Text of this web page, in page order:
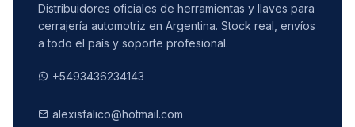
Distribuidores oficiales de herramientas y llaves para
cerrajería automotriz en Argentina. Stock real, envíos
a todo el país y soporte profesional.
+5493436234143
alexisfalico@hotmail.com